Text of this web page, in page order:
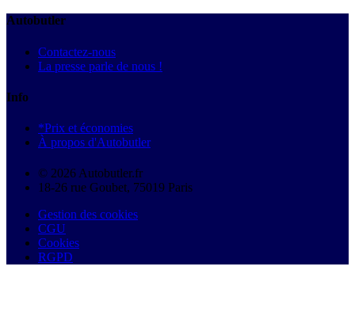
Autobutler
Contactez-nous
La presse parle de nous !
Info
*Prix et économies
À propos d'Autobutler
© 2026 Autobutler.fr
18-26 rue Goubet, 75019 Paris
Gestion des cookies
CGU
Cookies
RGPD